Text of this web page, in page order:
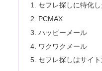
セフレ探しに特化
PCMAX
ハッピーメール
ワクワクメール
セフレ探しはサイ